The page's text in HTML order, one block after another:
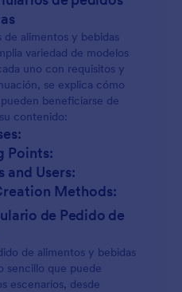
alimentos y bebidas
variedad de modelos
uno con requisitos y
se explica cómo
beneficiarse de
contenido:
Points:
and Users:
Methods:
de Pedido de
de alimentos y bebidas
sencillo que puede
escenarios, desde